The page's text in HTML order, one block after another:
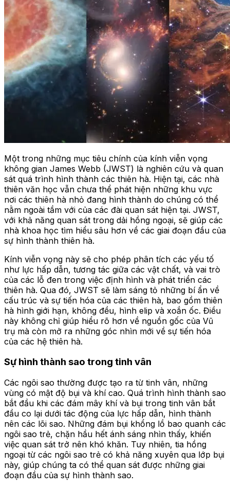
Một trong những mục tiêu chính của kính viễn vọng
không gian James Webb (JWST) là nghiên cứu và quan
sát quá trình hình thành các thiên hà. Hiện tại, các nhà
thiên văn học vẫn chưa thể phát hiện những khu vực
nơi các thiên hà nhỏ đang hình thành do chúng có thể
nằm ngoài tầm với của các đài quan sát hiện tại. JWST,
với khả năng quan sát trong dải hồng ngoại, sẽ giúp các
nhà khoa học tìm hiểu sâu hơn về các giai đoạn đầu của
sự hình thành thiên hà.
Kính viễn vọng này sẽ cho phép phân tích các yếu tố
như lực hấp dẫn, tương tác giữa các vật chất, và vai trò
của các lỗ đen trong việc định hình và phát triển các
thiên hà. Qua đó, JWST sẽ làm sáng tỏ những bí ẩn về
cấu trúc và sự tiến hóa của các thiên hà, bao gồm thiên
hà hình giới hạn, không đều, hình elip và xoắn ốc. Điều
này không chỉ giúp hiểu rõ hơn về nguồn gốc của Vũ
trụ mà còn mở ra những góc nhìn mới về sự tiến hóa
của các hệ thiên hà.
Sự hình thành sao trong tinh vân
Các ngôi sao thường được tạo ra từ tinh vân, những
vùng có mật độ bụi và khí cao. Quá trình hình thành sao
bắt đầu khi các đám mây khí và bụi trong tinh vân bắt
đầu co lại dưới tác động của lực hấp dẫn, hình thành
nên các lõi sao. Những đám bụi khổng lồ bao quanh các
ngôi sao trẻ, chặn hầu hết ánh sáng nhìn thấy, khiến
việc quan sát trở nên khó khăn. Tuy nhiên, tia hồng
ngoại từ các ngôi sao trẻ có khả năng xuyên qua lớp bụi
này, giúp chúng ta có thể quan sát được những giai
đoạn đầu của sự hình thành sao.